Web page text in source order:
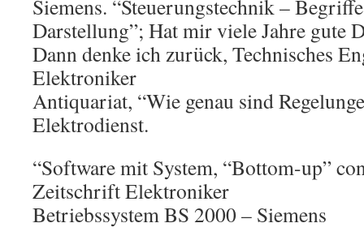
Siemens. “Steuerungstechnik –
Darstellung”; Hat mir viele Jahre gute
Dann denke ich zurück, Technisches
Elektroniker
Antiquariat, “Wie genau sind
Elektrodienst.
“Software mit System, “Bottom-up”
Zeitschrift Elektroniker
Betriebssystem BS 2000 – Siemens